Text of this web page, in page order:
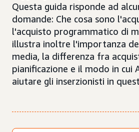
Questa guida risponde ad
domande: Che cosa sono
l'acquisto programmatico di
illustra inoltre l'importanza
media, la differenza fra
pianificazione e il modo in cui
aiutare gli inserzionisti in